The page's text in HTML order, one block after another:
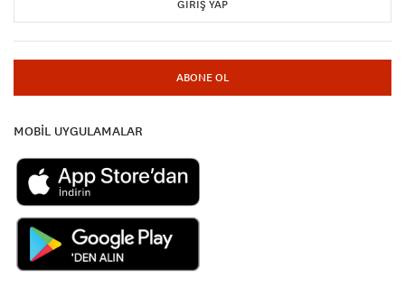
GIRIŞ YAP
ABONE OL
MOBİL UYGULAMALAR